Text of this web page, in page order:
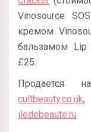
Vinosource
кремом
бальзамом Lip
£25.
Продается
cultbeauty.co.uk
iledebeaute.ru